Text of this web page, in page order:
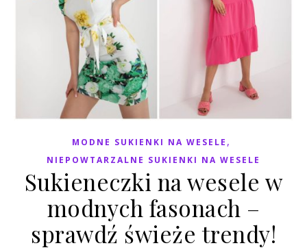
MODNE SUKIENKI NA WESELE ,
NIEPOWTARZALNE SUKIENKI NA WESELE
Sukieneczki na wesele w
modnych fasonach –
sprawdź świeże trendy!